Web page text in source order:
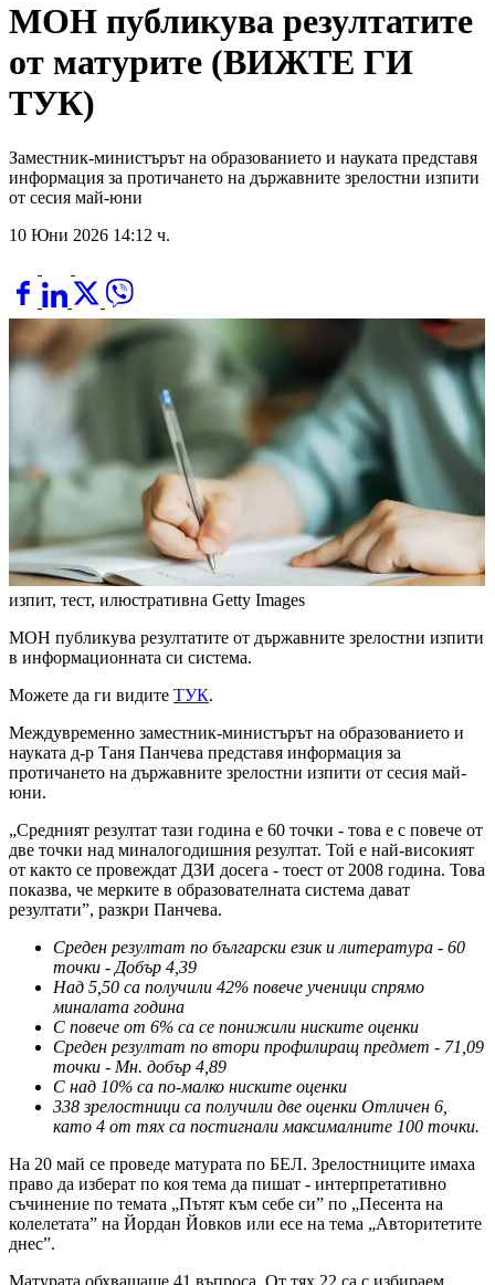
МОН публикува резултатите
от матурите (ВИЖТЕ ГИ
ТУК)
Заместник-министърът на образованието и науката представя
информация за протичането на държавните зрелостни изпити
от сесия май-юни
10 Юни 2026 14:12 ч.
изпит, тест, илюстративна Getty Images
МОН публикува резултатите от държавните зрелостни изпити
в информационната си система.
Можете да ги видите ТУК.
Междувременно заместник-министърът на образованието и
науката д-р Таня Панчева представя информация за
протичането на държавните зрелостни изпити от сесия май-
юни.
„Средният резултат тази година е 60 точки - това е с повече от
две точки над миналогодишния резултат. Той е най-високият
от както се провеждат ДЗИ досега - тоест от 2008 година. Това
показва, че мерките в образователната система дават
резултати”, разкри Панчева.
Среден резултат по български език и литература - 60
точки - Добър 4,39
Над 5,50 са получили 42% повече ученици спрямо
миналата година
С повече от 6% са се понижили ниските оценки
Среден резултат по втори профилиращ предмет - 71,09
точки - Мн. добър 4,89
С над 10% са по-малко ниските оценки
338 зрелостници са получили две оценки Отличен 6,
като 4 от тях са постигнали максималните 100 точки.
На 20 май се проведе матурата по БЕЛ. Зрелостниците имаха
право да изберат по коя тема да пишат - интерпретативно
съчинение по темата „Пътят към себе си” по „Песента на
колелетата” на Йордан Йовков или есе на тема „Авторитетите
днес”.